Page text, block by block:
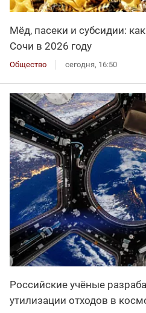
Мёд, пасеки и субсидии:
Сочи в 2026 году
Общество сегодня, 16:50
Российские учёные
утилизации отходов в